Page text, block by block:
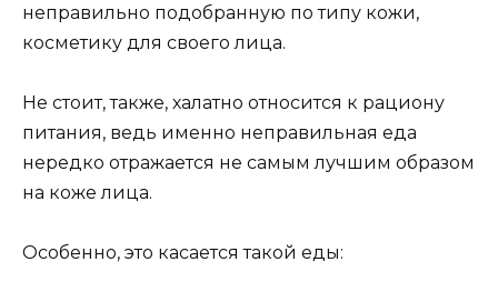
неправильно подобранную по типу кожи,
косметику для своего лица.
Не стоит, также, халатно относится к рациону
питания, ведь именно неправильная еда
нередко отражается не самым лучшим образом
на коже лица.
Особенно, это касается такой еды: